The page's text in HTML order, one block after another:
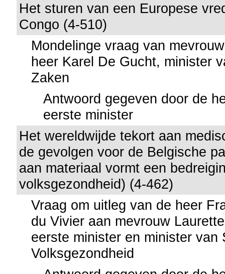
Het sturen van een Europese
Congo (4-510)
Mondelinge vraag van
heer Karel De Gucht, minister
Zaken
Antwoord gegeven door de
eerste minister
Het wereldwijde tekort aan
de gevolgen voor de Belgische
aan materiaal vormt een
volksgezondheid) (4-462)
Vraag om uitleg van de heer
du Vivier aan mevrouw
eerste minister en minister van
Volksgezondheid